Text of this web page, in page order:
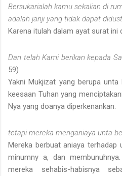
Bersukarialah kamu sekalian di
adalah janji yang tidak dapat
Karena itulah dalam ayat surat ini
Dan telah Kami berikan kepada
59)
Yakni Mukjizat yang berupa
keesaan Tuhan yang
Nya yang doanya diperkenankan.
tetapi mereka menganiaya unta
Mereka berbuat aniaya terhadap
minumny a, dan
mereka sehabis-habisnya